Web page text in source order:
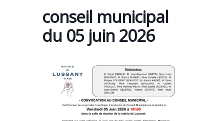
conseil municipal
du 05 juin 2026